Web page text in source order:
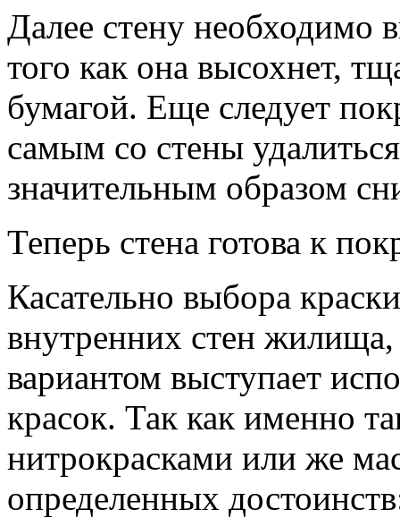
Далее стену необходимо
того как она высохнет,
бумагой. Еще следует
самым со стены
значительным образом
Теперь стена готова к
Касательно выбора
внутренних стен
вариантом выступает
красок. Так как именно
нитрокрасками или же
определенных